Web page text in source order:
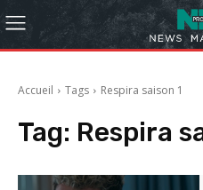
Accueil Tags Respira saison 1
Tag: Respira